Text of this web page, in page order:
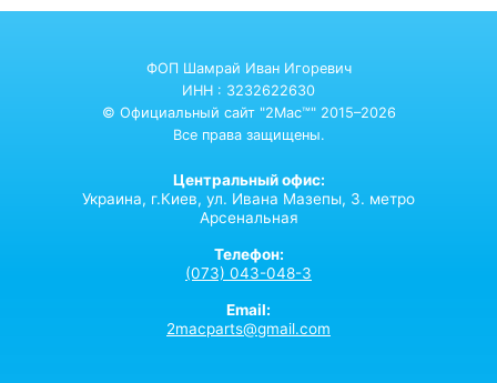
ФОП Шамрай Иван Игоревич
ИНН : 3232622630
© Официальный сайт "2Mac™" 2015–2026
Все права защищены.
Центральный офис:
Украина, г.Киев, ул. Ивана Мазепы, 3. метро
Арсенальная
Телефон:
(073) 043-048-3
Email:
2macparts@gmail.com